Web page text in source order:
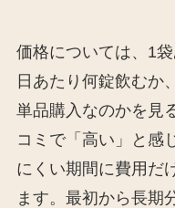
価格については、1
日あたり何錠飲むか
単品購入なのかを見
コミで「高い」と感
にくい期間に費用だ
ます。最初から長期